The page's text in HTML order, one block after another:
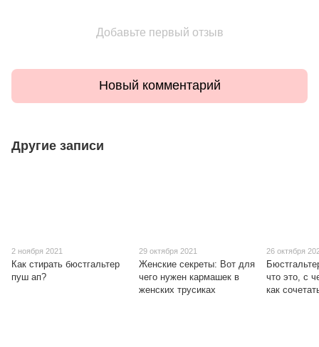
Добавьте первый отзыв
Новый комментарий
Другие записи
2 ноября 2021
Как стирать бюстгальтер
пуш ап?
29 октября 2021
Женские секреты: Вот для
чего нужен кармашек в
женских трусиках
26 октября
что это, с
как